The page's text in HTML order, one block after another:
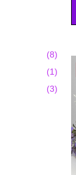
(8)
(1)
(3)